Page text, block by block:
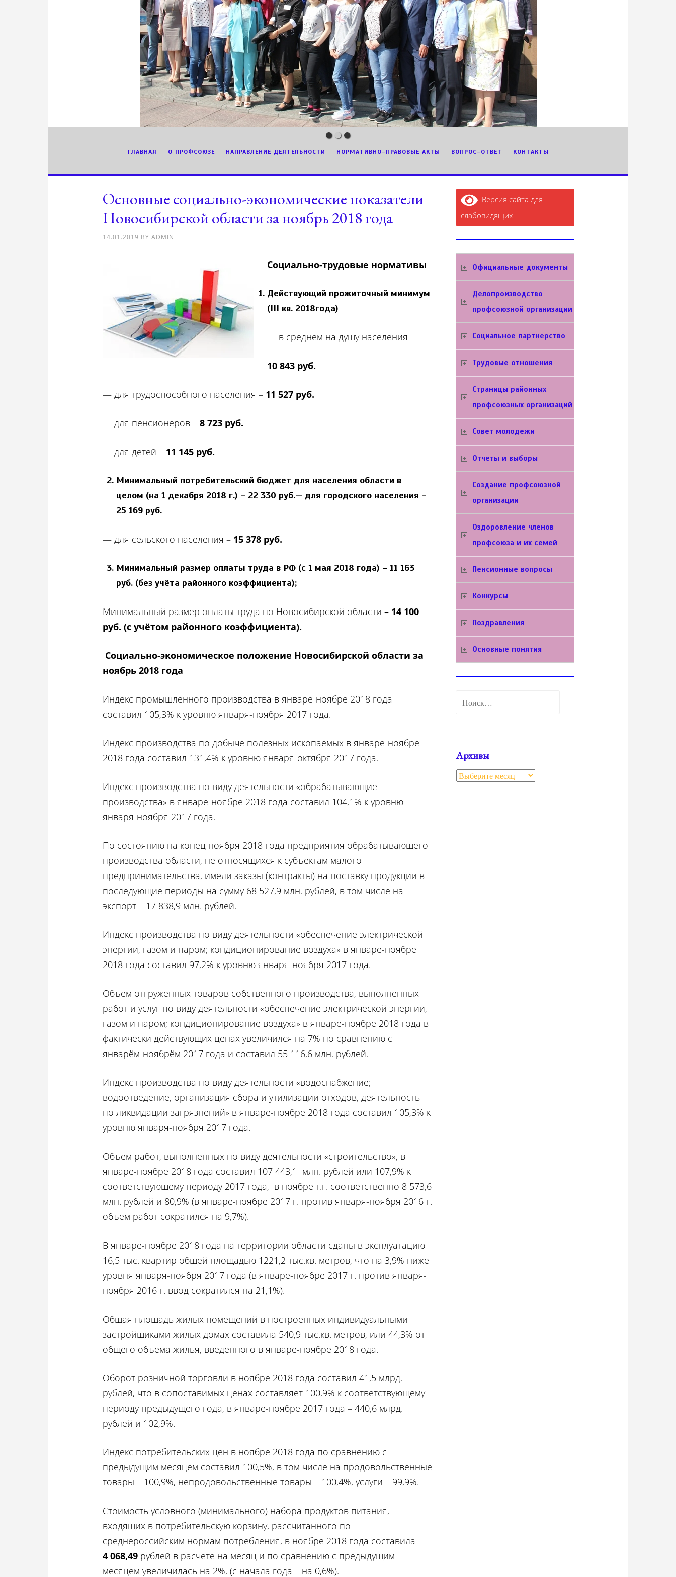
ГЛАВНАЯ О ПРОФСОЮЗЕ НАПРАВЛЕНИЕ ДЕЯТЕЛЬНОСТИ НОРМАТИВНО-ПРАВОВЫЕ АКТЫ ВОПРОС-ОТВЕТ КОНТАКТЫ
Основные социально-экономические показатели
Новосибирской области за ноябрь 2018 года
14.01.2019 BY ADMIN
Социально-трудовые нормативы
Действующий прожиточный минимум
(III кв. 2018года)
— в среднем на душу населения –
10 843 руб.
— для трудоспособного населения – 11 527 руб.
— для пенсионеров – 8 723 руб.
— для детей – 11 145 руб.
Минимальный потребительский бюджет для населения области в
целом (на 1 декабря 2018 г.) – 22 330 руб.— для городского населения –
25 169 руб.
— для сельского населения – 15 378 руб.
Минимальный размер оплаты труда в РФ (с 1 мая 2018 года) – 11 163
руб. (без учёта районного коэффициента);
Минимальный размер оплаты труда по Новосибирской области – 14 100
руб. (с учётом районного коэффициента).
Социально-экономическое положение Новосибирской области за
ноябрь 2018 года
Индекс промышленного производства в январе-ноябре 2018 года
составил 105,3% к уровню января-ноября 2017 года.
Индекс производства по добыче полезных ископаемых в январе-ноябре
2018 года составил 131,4% к уровню января-октября 2017 года.
Индекс производства по виду деятельности «обрабатывающие
производства» в январе-ноябре 2018 года составил 104,1% к уровню
января-ноября 2017 года.
По состоянию на конец ноября 2018 года предприятия обрабатывающего
производства области, не относящихся к субъектам малого
предпринимательства, имели заказы (контракты) на поставку продукции в
последующие периоды на сумму 68 527,9 млн. рублей, в том числе на
экспорт – 17 838,9 млн. рублей.
Индекс производства по виду деятельности «обеспечение электрической
энергии, газом и паром; кондиционирование воздуха» в январе-ноябре
2018 года составил 97,2% к уровню января-ноября 2017 года.
Объем отгруженных товаров собственного производства, выполненных
работ и услуг по виду деятельности «обеспечение электрической энергии,
газом и паром; кондиционирование воздуха» в январе-ноябре 2018 года в
фактически действующих ценах увеличился на 7% по сравнению с
январём-ноябрём 2017 года и составил 55 116,6 млн. рублей.
Индекс производства по виду деятельности «водоснабжение;
водоотведение, организация сбора и утилизации отходов, деятельность
по ликвидации загрязнений» в январе-ноябре 2018 года составил 105,3% к
уровню января-ноября 2017 года.
Объем работ, выполненных по виду деятельности «строительство», в
январе-ноябре 2018 года составил 107 443,1 млн. рублей или 107,9% к
соответствующему периоду 2017 года, в ноябре т.г. соответственно 8 573,6
млн. рублей и 80,9% (в январе-ноябре 2017 г. против января-ноября 2016 г.
объем работ сократился на 9,7%).
В январе-ноябре 2018 года на территории области сданы в эксплуатацию
16,5 тыс. квартир общей площадью 1221,2 тыс.кв. метров, что на 3,9% ниже
уровня января-ноября 2017 года (в январе-ноябре 2017 г. против января-
ноября 2016 г. ввод сократился на 21,1%).
Общая площадь жилых помещений в построенных индивидуальными
застройщиками жилых домах составила 540,9 тыс.кв. метров, или 44,3% от
общего объема жилья, введенного в январе-ноябре 2018 года.
Оборот розничной торговли в ноябре 2018 года составил 41,5 млрд.
рублей, что в сопоставимых ценах составляет 100,9% к соответствующему
периоду предыдущего года, в январе-ноябре 2017 года – 440,6 млрд.
рублей и 102,9%.
Индекс потребительских цен в ноябре 2018 года по сравнению с
предыдущим месяцем составил 100,5%, в том числе на продовольственные
товары – 100,9%, непродовольственные товары – 100,4%, услуги – 99,9%.
Стоимость условного (минимального) набора продуктов питания,
входящих в потребительскую корзину, рассчитанного по
среднероссийским нормам потребления, в ноябре 2018 года составила
4 068,49рублей в расчете на месяц и по сравнению с предыдущим
месяцем увеличилась на 2%, (с начала года – на 0,6%).
Версия сайта для
слабовидящих
Официальные документы
Делопроизводство
профсоюзной организации
Социальное партнерство
Трудовые отношения
Cтраницы районных
профсоюзных организаций
Совет молодежи
Отчеты и выборы
Создание профсоюзной
организации
Оздоровление членов
профсоюза и их семей
Пенсионные вопросы
Конкурсы
Поздравления
Основные понятия
Найти:
Архивы
Архивы